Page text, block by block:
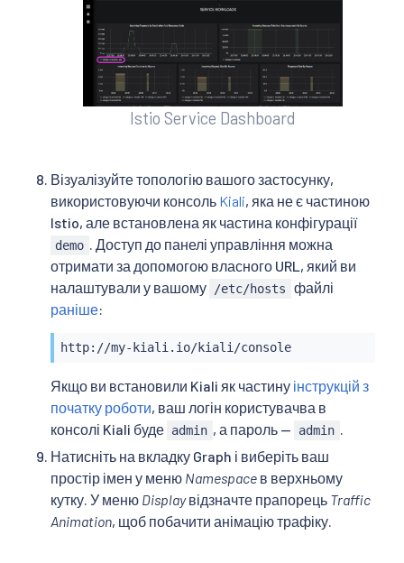
Istio Service Dashboard
Візуалізуйте топологію вашого застосунку,
використовуючи консоль Kiali, яка не є частиною
Istio, але встановлена як частина конфігурації
demo . Доступ до панелі управління можна
отримати за допомогою власного URL, який ви
налаштували у вашому
/etc/hosts
файлі
раніше:
http://my-kiali.io/kiali/console
Якщо ви встановили Kiali як частину інструкцій з
початку роботи, ваш логін користувачва в
консолі Kiali буде admin , а пароль — admin .
Натисніть на вкладку Graph і виберіть ваш
простір імен у меню Namespace в верхньому
кутку. У меню Displayвідзначте прапорець Traffic
Animation, щоб побачити анімацію трафіку.